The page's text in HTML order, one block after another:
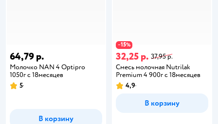
64,79 р.
Молочко NAN 4 Optipro
1050г с 18месяцев
5
В корзину
−15%
32,25 р. 37,95 р.
Смесь молочная Nutrilak
Premium 4 900г с 18месяцев
4,9
В корзину